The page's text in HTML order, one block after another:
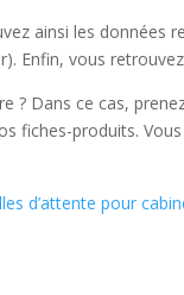
ainsi les données
Enfin, vous
? Dans ce cas,
fiches-produits.
d’attente pour